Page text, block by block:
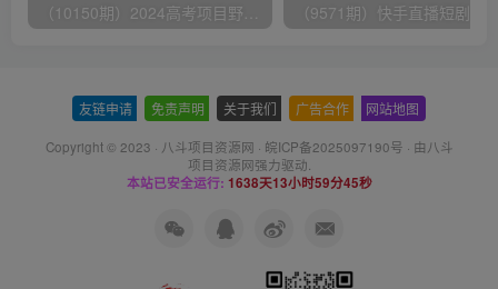
（10150期）2024高考项目野路子玩法，无限裂变，最高一天1W＋！
友链申请 免责声明 关于我们 广告合作 网站地图
Copyright © 2023 · 八斗项目资源网 · 皖ICP备2025097190号 · 由八斗
项目资源网强力驱动.
本站已安全运行: 1638天13小时59分46秒